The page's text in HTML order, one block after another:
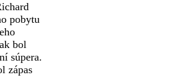
pobytu
bol
súpera.
zápas